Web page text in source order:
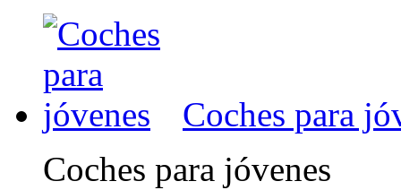
Coches para
Coches para jóvenes